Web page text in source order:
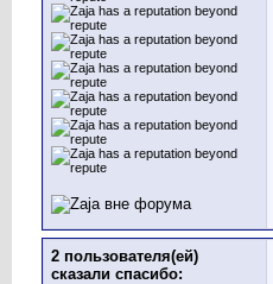
2 пользователя(ей)
сказали cпасибо: